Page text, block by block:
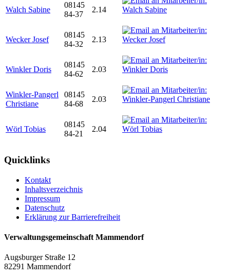
Walch Sabine
08145
84-37
2.14
Wecker Josef
08145
84-32
2.13
Winkler Doris
08145
84-62
2.03
Winkler-Pangerl
Christiane
08145
84-68
2.03
Wörl Tobias
08145
84-21
2.04
Quicklinks
Kontakt
Inhaltsverzeichnis
Impressum
Datenschutz
Erklärung zur Barrierefreiheit
Verwaltungsgemeinschaft Mammendorf
Augsburger Straße 12
82291 Mammendorf